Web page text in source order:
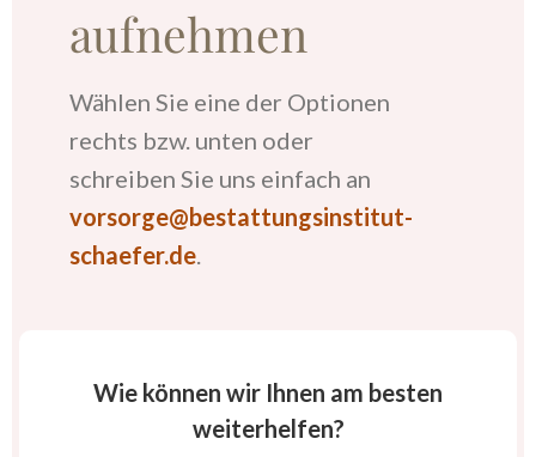
aufnehmen
Wählen Sie eine der Optionen
rechts bzw. unten oder
schreiben Sie uns einfach an
vorsorge@bestattungsinstitut-
schaefer.de.
Wie können wir Ihnen am besten
weiterhelfen?